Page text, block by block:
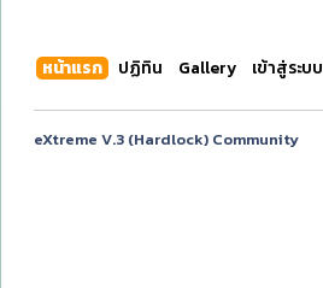
หน้าแรก ปฏิทิน Gallery เข้าสู่ระบบ
eXtreme V.3 (Hardlock) Community